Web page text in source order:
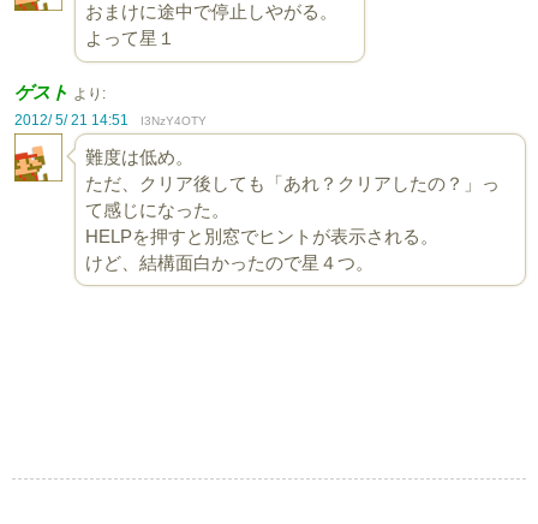
おまけに途中で停止しやがる。
よって星１
ゲスト より:
2012/ 5/ 21 14:51
I3NzY4OTY
難度は低め。
ただ、クリア後しても「あれ？クリアしたの？」っ
て感じになった。
HELPを押すと別窓でヒントが表示される。
けど、結構面白かったので星４つ。